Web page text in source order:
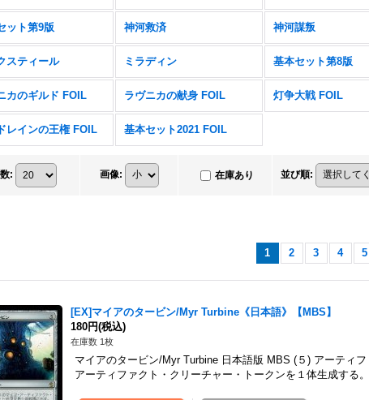
ット第9版 神河救済 神河謀叛
スティール ミラディン 基本セット第8版
カのギルド FOIL ラヴニカの献身 FOIL 灯争大戦 FOIL
レインの王権 FOIL 基本セット2021 FOIL
: 画像: 在庫あり 並び順:
1 2 3 4 5
[EX]マイアのタービン/Myr Turbine《日本語》【MBS】
180円(税込)
在庫数 1枚
マイアのタービン/Myr Turbine 日本語版 MBS (５) アーティ
アーティファクト・クリーチャー・トークンを１体生成する